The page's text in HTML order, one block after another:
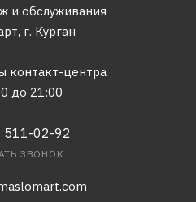
и обслуживания
г. Курган
контакт-центра
до 21:00
511-02-92
ЗВОНОК